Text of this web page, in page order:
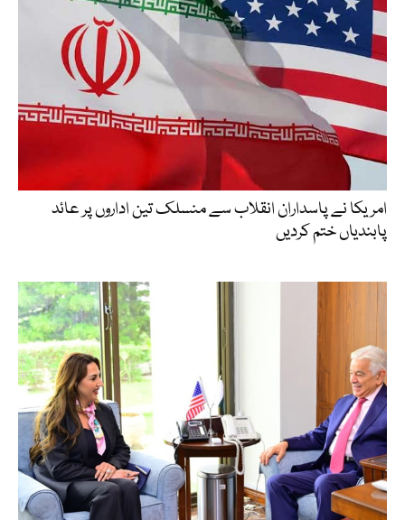
امریکا نے پاسداران انقلاب سے منسلک تین اداروں پر عائد
پابندیاں ختم کردیں